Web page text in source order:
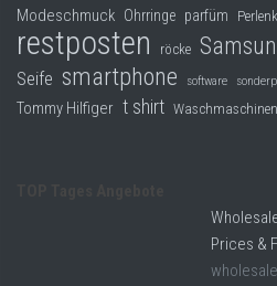
Modeschmuck Ohrringe parfüm
restposten röcke
Seife smartphone software
Tommy Hilfiger t shirt Waschmaschinen
Prices &